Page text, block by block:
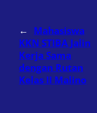
← Mahasiswa
KKN STIBA Jalin
Kerja Sama
dengan Rutan
Kelas II Malino